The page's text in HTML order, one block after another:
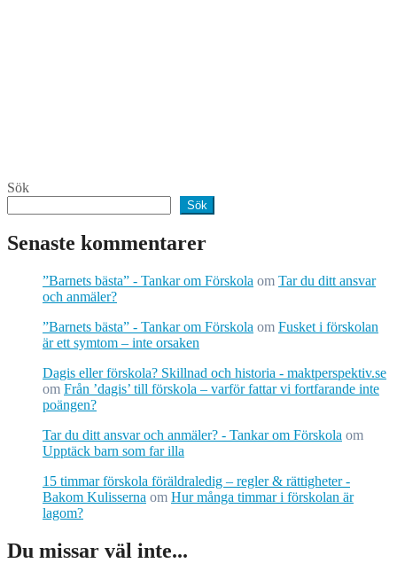
Sök
Sök
Senaste kommentarer
”Barnets bästa” - Tankar om Förskola om Tar du ditt ansvar
och anmäler?
”Barnets bästa” - Tankar om Förskola om Fusket i förskolan
är ett symtom – inte orsaken
Dagis eller förskola? Skillnad och historia - maktperspektiv.se
om Från ’dagis’ till förskola – varför fattar vi fortfarande inte
poängen?
Tar du ditt ansvar och anmäler? - Tankar om Förskola om
Upptäck barn som far illa
15 timmar förskola föräldraledig – regler & rättigheter -
Bakom Kulisserna om Hur många timmar i förskolan är
lagom?
Du missar väl inte...